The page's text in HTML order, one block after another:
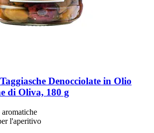
Denocciolate in Olio
di Oliva, 180 g
l'aperitivo